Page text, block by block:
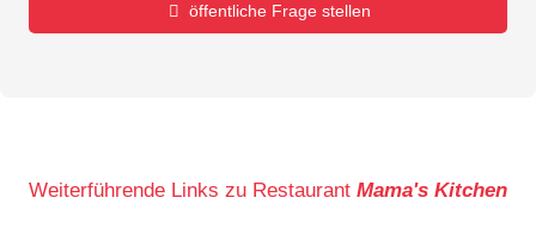
öffentliche Frage stellen
Weiterführende Links zu Restaurant Mama's Kitchen